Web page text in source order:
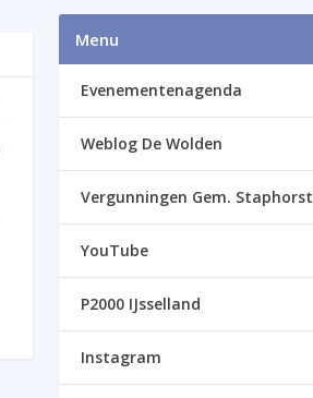
Menu
Evenementenagenda
Weblog De Wolden
Vergunningen Gem. Staphorst
YouTube
P2000 IJsselland
Instagram